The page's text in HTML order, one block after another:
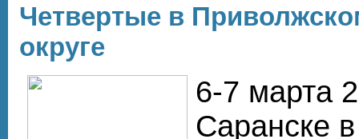
Четвертые в
округе
6-7 марта
Саранске в